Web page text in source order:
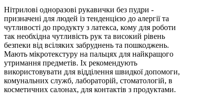
Нітрилові одноразові рукавички без пудри -
призначені для людей із тенденцією до алергії та
чутливості до продукту з латекса, кому для роботи
так необхідна чутливість рук та високий рівень
безпеки від всіляких забруднень та пошкоджень.
Мають мікротекстуру на пальцях для найкращого
утримання предметів. Іх рекомендують
використовувати для відділення швидкої допомоги,
комунальних служб, лабораторій, стоматологій, в
косметичних салонах, для контактів з продуктами.